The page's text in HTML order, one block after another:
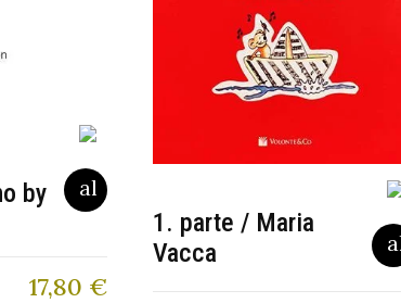
by
17,80 €
1. parte / Maria
Vacca